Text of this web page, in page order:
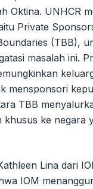
Oktina. UNHCR
Private
(TBB),
masalah ini.
mensponsori
TBB
khusus ke negara
Lina dari
IOM